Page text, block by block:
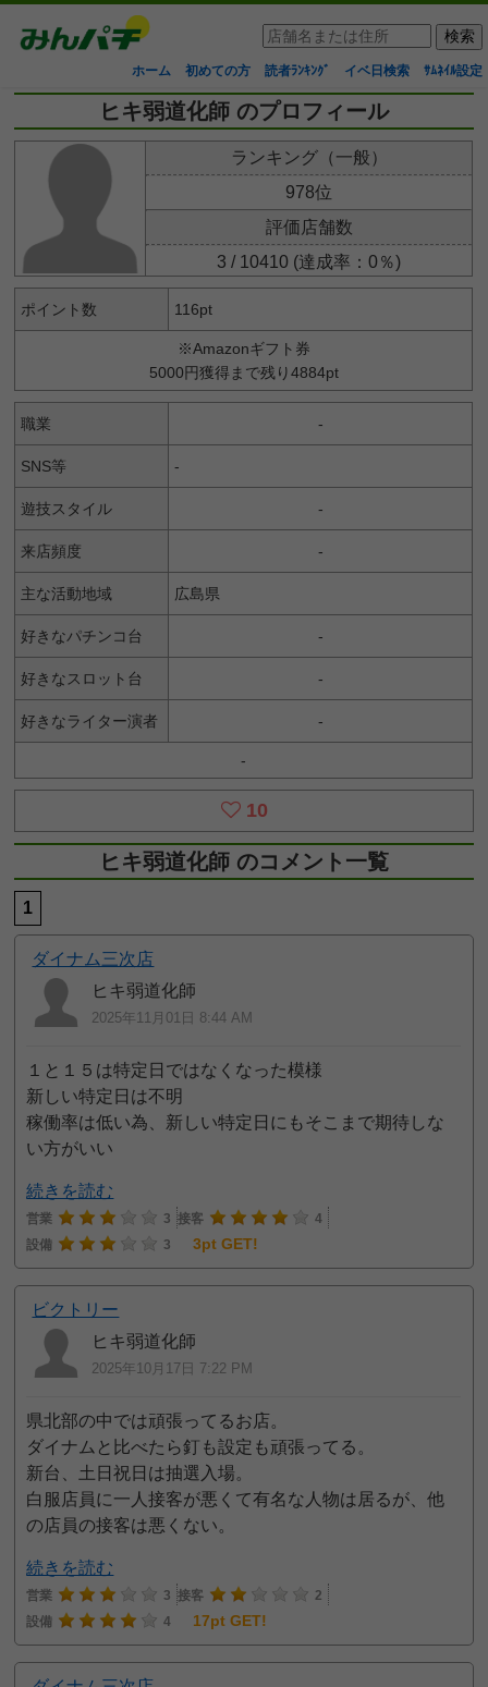
ホーム 初めての方 読者ﾗﾝｷﾝｸﾞ イベ日検索 ｻﾑﾈｲﾙ設定
ヒキ弱道化師 のプロフィール
ランキング（一般）
978位
評価店舗数
3 / 10410 (達成率：0％)
ポイント数 116pt
※Amazonギフト券
5000円獲得まで残り4884pt
職業 -
SNS等 -
遊技スタイル -
来店頻度 -
主な活動地域 広島県
好きなパチンコ台 -
好きなスロット台 -
好きなライター演者 -
-
10
ヒキ弱道化師 のコメント一覧
1
ダイナム三次店
ヒキ弱道化師
2025年11月01日 8:44 AM
１と１５は特定日ではなくなった模様
新しい特定日は不明
稼働率は低い為、新しい特定日にもそこまで期待しな
い方がいい
続きを読む
営業 3 接客
4
設備
3 3pt GET!
ビクトリー
ヒキ弱道化師
2025年10月17日 7:22 PM
県北部の中では頑張ってるお店。
ダイナムと比べたら釘も設定も頑張ってる。
新台、土日祝日は抽選入場。
白服店員に一人接客が悪くて有名な人物は居るが、他
の店員の接客は悪くない。
続きを読む
営業 3 接客
2
設備
4 17pt GET!